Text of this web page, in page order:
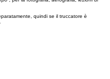
quindi se il truccatore è